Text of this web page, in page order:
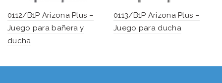
0112/B1P Arizona Plus –
Juego para bañera y
ducha
0113/B1P Arizona Plus –
Juego para ducha